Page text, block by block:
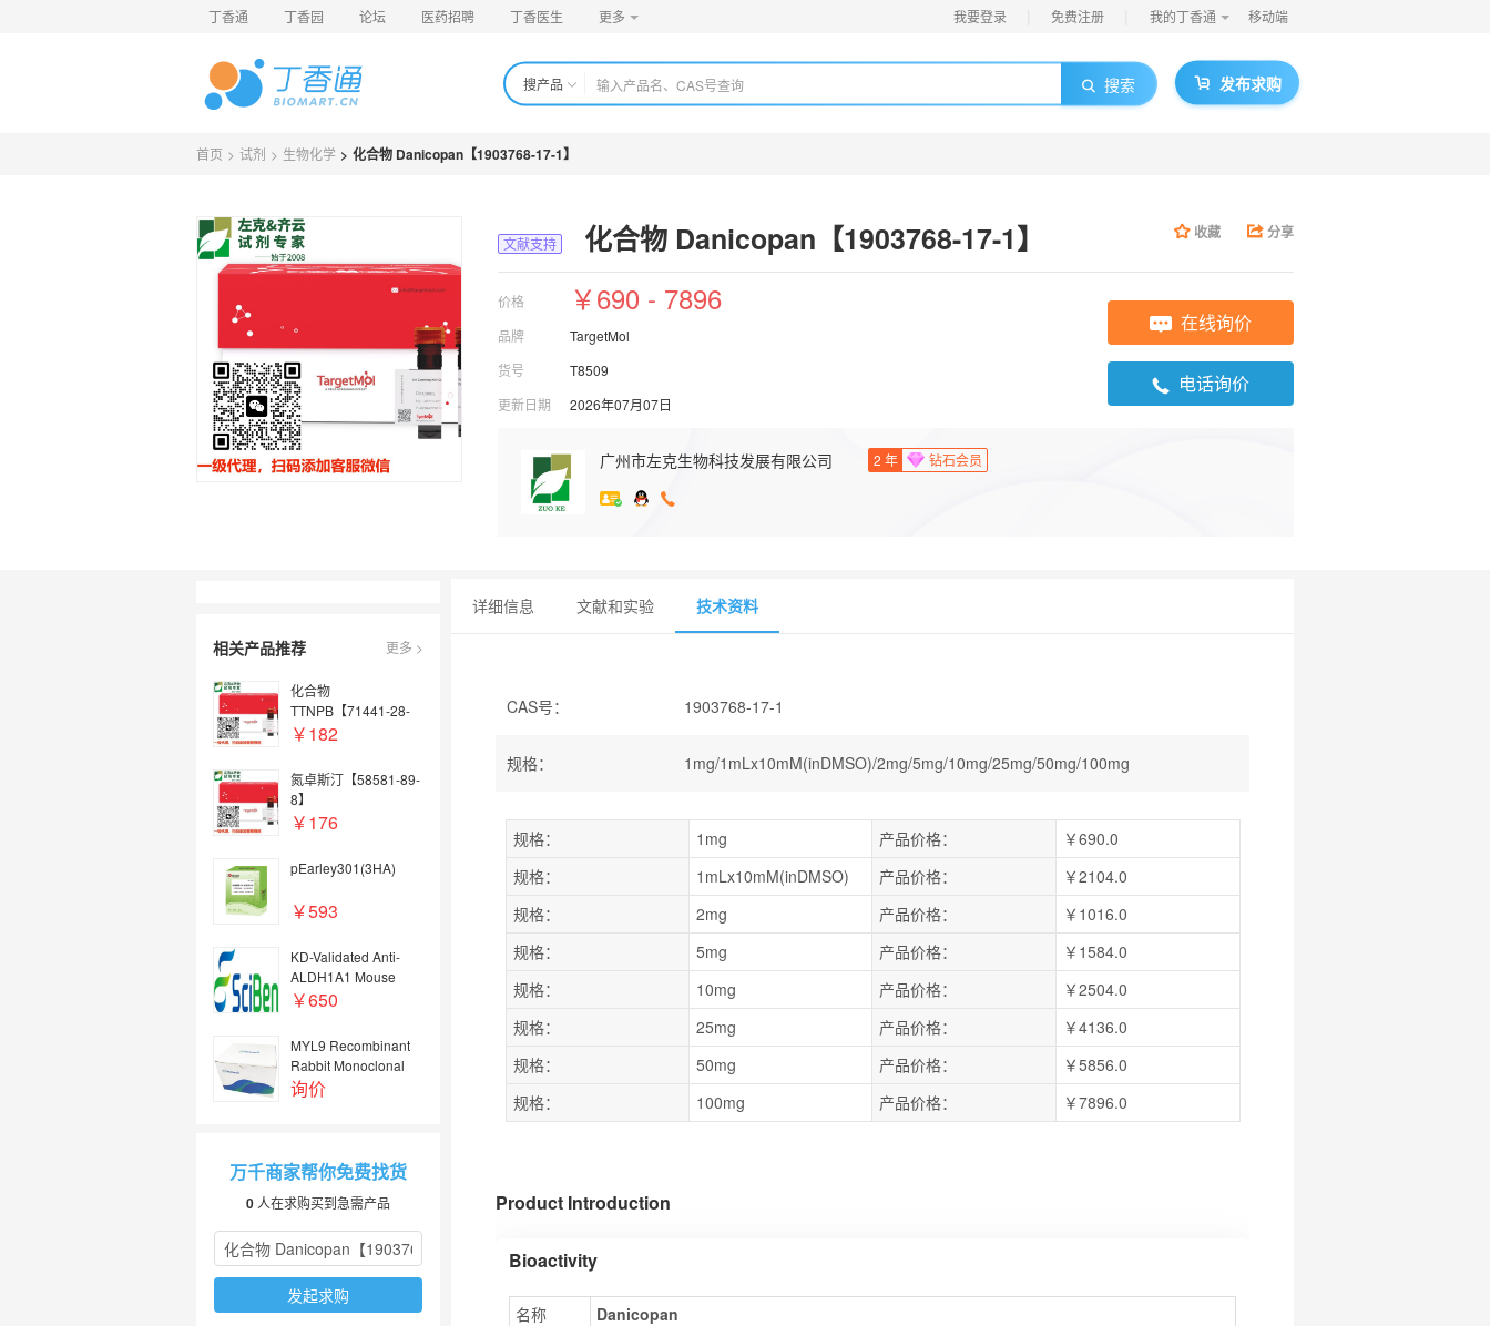
丁香通 丁香园 论坛 医药招聘 丁香医生 更多 我要登录 免费注册 我的丁香通 移动端
搜产品 搜索 发布求购
首页 > 试剂 > 生物化学 > 化合物 Danicopan【1903768-17-1】
文献支持 化合物 Danicopan【1903768-17-1】 收藏 分享
价格 ￥690 - 7896
品牌
TargetMol
货号
T8509
更新日期
2026年07月07日
在线询价
电话询价
广州市左克生物科技发展有限公司 2 年 钻石会员
相关产品推荐 更多 >
化合物
TTNPB【71441-28-
6】
￥182
氮卓斯汀【58581-89-
8】
￥176
pEarley301(3HA)
￥593
KD-Validated Anti-
ALDH1A1 Mouse
mAb（KD&nbsp;KO验
￥650
MYL9 Recombinant
Rabbit Monoclonal
Antibody
询价
万千商家帮你免费找货
0 人在求购买到急需产品
发起求购
详细信息 文献和实验 技术资料
CAS号： 1903768-17-1
规格： 1mg/1mLx10mM(inDMSO)/2mg/5mg/10mg/25mg/50mg/100mg
规格： 1mg 产品价格：
￥690.0
规格：
1mLx10mM(inDMSO) 产品价格：
￥2104.0
规格：
2mg 产品价格：
￥1016.0
规格：
5mg 产品价格：
￥1584.0
规格：
10mg 产品价格：
￥2504.0
规格：
25mg 产品价格：
￥4136.0
规格：
50mg 产品价格：
￥5856.0
规格：
100mg 产品价格： ￥7896.0
Product Introduction
Bioactivity
名称 Danicopan